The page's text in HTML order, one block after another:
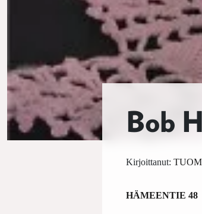
Bob
Kirjoittanut:
HÄMEENTIE 48